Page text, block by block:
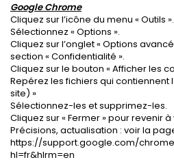
Google Chrome
Cliquez sur l’icône du menu « Outils ».
Sélectionnez « Options ».
Cliquez sur l’onglet « Options
section « Confidentialité ».
Cliquez sur le bouton « Afficher les
Repérez les fichiers qui contiennent
site) »
Sélectionnez-les et supprimez-les.
Cliquez sur « Fermer » pour revenir
Précisions, actualisation : voir la
https://support.google.com/
hl=fr&hlrm=en